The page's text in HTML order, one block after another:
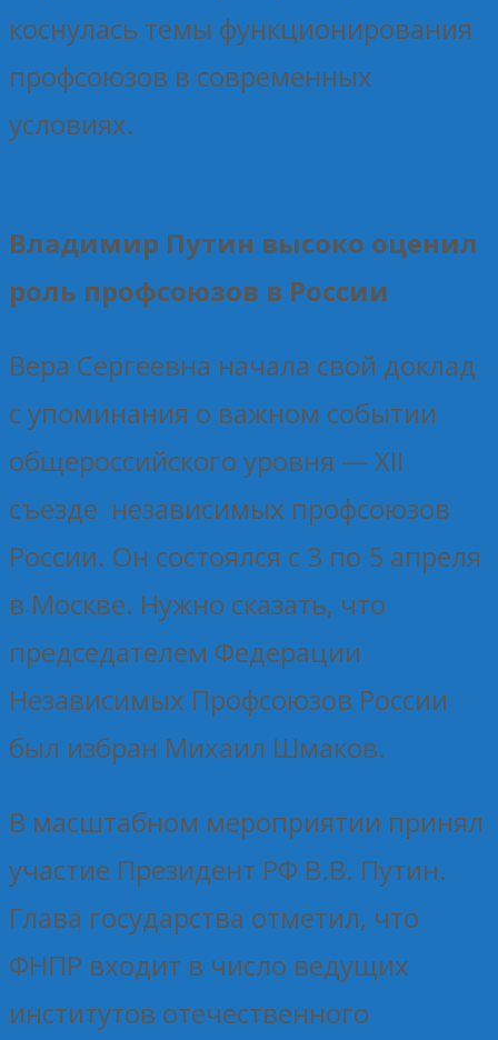
коснулась темы функционирования
профсоюзов в современных
условиях.
Владимир Путин высоко оценил
роль профсоюзов в России
Вера Сергеевна начала свой доклад
с упоминания о важном событии
общероссийского уровня — XII
съезде независимых профсоюзов
России. Он состоялся с 3 по 5 апреля
в Москве. Нужно сказать, что
председателем Федерации
Независимых Профсоюзов России
был избран Михаил Шмаков.
В масштабном мероприятии принял
участие Президент РФ В.В. Путин.
Глава государства отметил, что
ФНПР входит в число ведущих
институтов отечественного